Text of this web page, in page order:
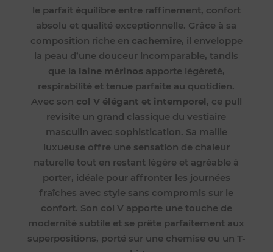
le parfait équilibre entre raffinement, confort
absolu et qualité exceptionnelle. Grâce à sa
composition riche en cachemire, il enveloppe
la peau d’une douceur incomparable, tandis
que la laine mérinos apporte légèreté,
respirabilité et tenue parfaite au quotidien.
Avec son col V élégant et intemporel, ce pull
revisite un grand classique du vestiaire
masculin avec sophistication. Sa maille
luxueuse offre une sensation de chaleur
naturelle tout en restant légère et agréable à
porter, idéale pour affronter les journées
fraîches avec style sans compromis sur le
confort. Son col V apporte une touche de
modernité subtile et se prête parfaitement aux
superpositions, porté sur une chemise ou un T-